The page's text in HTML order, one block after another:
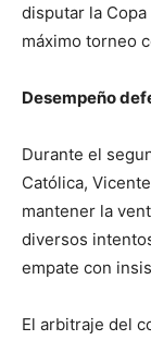
disputar la
máximo torneo
Desempeño
Durante el
Católica,
mantener la
diversos
empate con
El arbitraje del